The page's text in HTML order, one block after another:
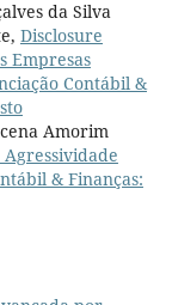
da Silva
Disclosure
Empresas
Contábil &
Amorim
Agressividade
& Finanças: